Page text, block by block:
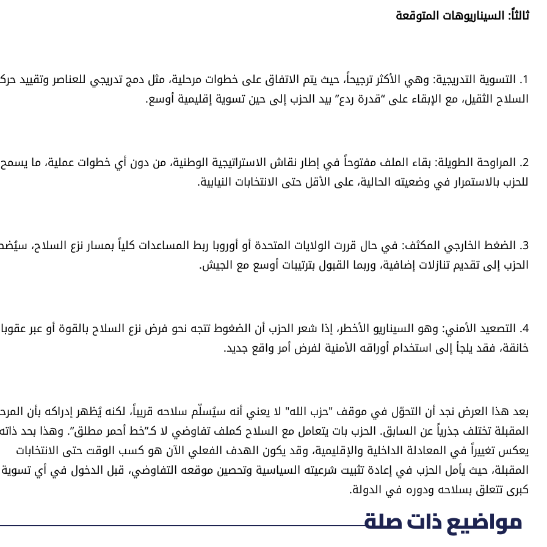
ثالثاً: السيناريوهات المتوقعة
1. التسوية التدريجية: وهي الأكثر ترجيحاً، حيث يتم الاتفاق على خطوات مرحلية، مثل دمج تدريجي للعناصر وتقييد
السلاح الثقيل، مع الإبقاء على “قدرة ردع” بيد الحزب إلى حين تسوية إقليمية أوسع.
2. المراوحة الطويلة: بقاء الملف مفتوحاً في إطار نقاش الاستراتيجية الوطنية، من دون أي خطوات عملية، ما يسمح
للحزب بالاستمرار في وضعيته الحالية، على الأقل حتى الانتخابات النيابية.
3. الضغط الخارجي المكثف: في حال قررت الولايات المتحدة أو أوروبا ربط المساعدات كلياً بمسار نزع السلاح،
الحزب إلى تقديم تنازلات إضافية، وربما القبول بترتيبات أوسع مع الجيش.
4. التصعيد الأمني: وهو السيناريو الأخطر، إذا شعر الحزب أن الضغوط تتجه نحو فرض نزع السلاح بالقوة أو عبر
خانقة، فقد يلجأ إلى استخدام أوراقه الأمنية لفرض أمر واقع جديد.
بعد هذا العرض نجد أن التحوّل في موقف "حزب الله" لا يعني أنه سيُسلّم سلاحه قريباً، لكنه يُظهر إدراكه بأن
المقبلة تختلف جذرياً عن السابق. الحزب بات يتعامل مع السلاح كملف تفاوضي لا كـ”خط أحمر مطلق”. وهذا بحد
يعكس تغييراً في المعادلة الداخلية والإقليمية، وقد يكون الهدف الفعلي الآن هو كسب الوقت حتى الانتخابات
المقبلة، حيث يأمل الحزب في إعادة تثبيت شرعيته السياسية وتحصين موقعه التفاوضي، قبل الدخول في أي تسوية
كبرى تتعلق بسلاحه ودوره في الدولة.
مواضيع ذات صلة